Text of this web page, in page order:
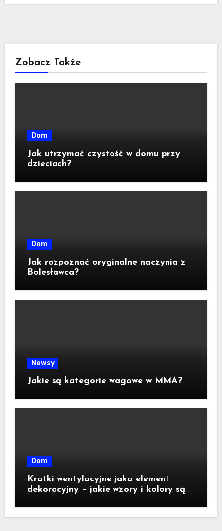
Zobacz Także
Dom
Jak utrzymać czystość w domu przy
dzieciach?
Dom
Jak rozpoznać oryginalne naczynia z
Bolesławca?
Newsy
Jakie są kategorie wagowe w MMA?
Dom
Kratki wentylacyjne jako element
dekoracyjny – jakie wzory i kolory są